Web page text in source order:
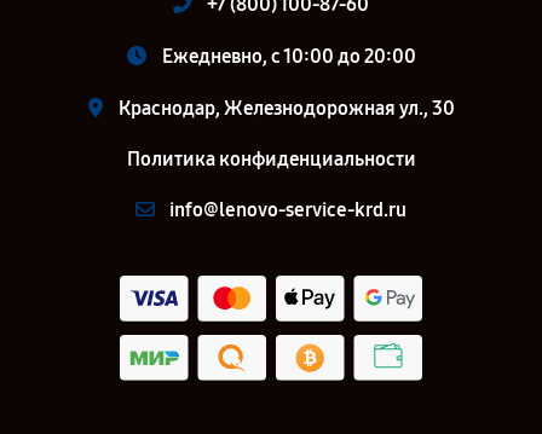
Ежедневно, с 10:00 до 20:00
Краснодар, Железнодорожная ул., 30
Политика конфиденциальности
info@lenovo-service-krd.ru